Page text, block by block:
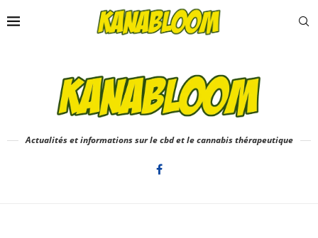
Actualités et informations sur le cbd et le cannabis thérapeutique